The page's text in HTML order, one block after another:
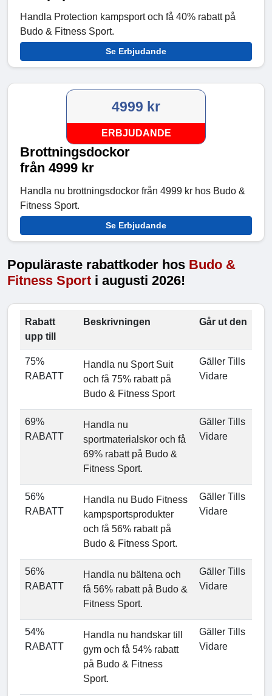
Handla Protection kampsport och få 40% rabatt på
Budo & Fitness Sport.
Se Erbjudande
4999 kr
ERBJUDANDE
Brottningsdockor
från 4999 kr
Handla nu brottningsdockor från 4999 kr hos Budo &
Fitness Sport.
Se Erbjudande
Populäraste rabattkoder hos Budo &
Fitness Sport i augusti 2026!
Rabatt
upp till
Beskrivningen Går ut den
75%
RABATT
Handla nu Sport Suit
och få 75% rabatt på
Budo & Fitness Sport
Gäller Tills
Vidare
69%
RABATT
Handla nu
sportmaterialskor och få
69% rabatt på Budo &
Fitness Sport.
Gäller Tills
Vidare
56%
RABATT
Handla nu Budo Fitness
kampsportsprodukter
och få 56% rabatt på
Budo & Fitness Sport.
Gäller Tills
Vidare
56%
RABATT
Handla nu bältena och
få 56% rabatt på Budo &
Fitness Sport.
Gäller Tills
Vidare
54%
RABATT
Handla nu handskar till
gym och få 54% rabatt
på Budo & Fitness
Sport.
Gäller Tills
Vidare